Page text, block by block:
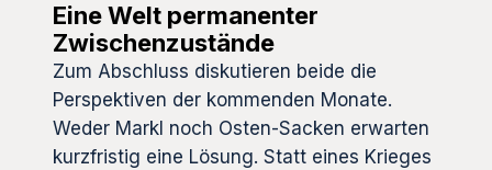
Eine Welt permanenter
Zwischenzustände
Zum Abschluss diskutieren beide die
Perspektiven der kommenden Monate.
Weder Markl noch Osten-Sacken erwarten
kurzfristig eine Lösung. Statt eines Krieges